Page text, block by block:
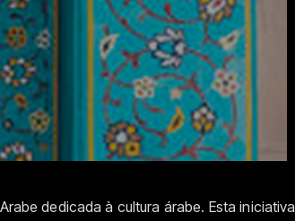
dedicada à cultura árabe. Esta iniciativa